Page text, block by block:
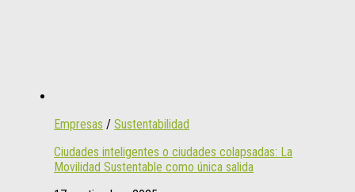
Empresas / Sustentabilidad
Ciudades inteligentes o ciudades colapsadas: La
Movilidad Sustentable como única salida